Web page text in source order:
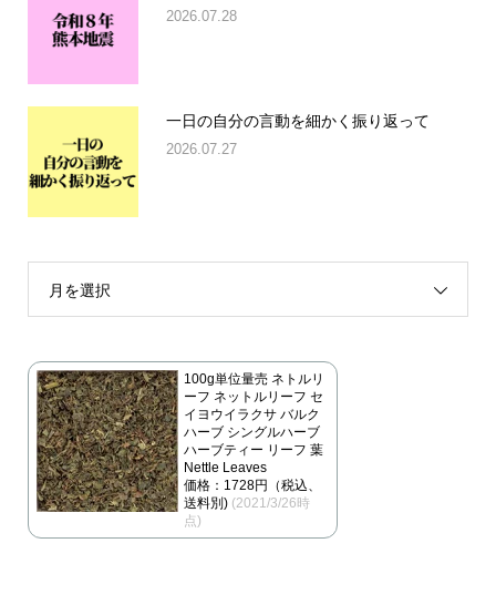
2026.07.28
一日の自分の言動を細かく振り返って
2026.07.27
月を選択
100g単位量売 ネトルリ
ーフ ネットルリーフ セ
イヨウイラクサ バルク
ハーブ シングルハーブ
ハーブティー リーフ 葉
Nettle Leaves
価格：1728円（税込、
送料別) (2021/3/26時
点)